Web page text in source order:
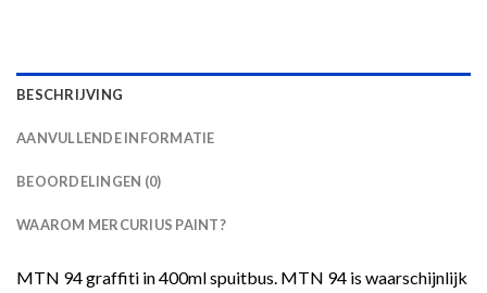
BESCHRIJVING
AANVULLENDE INFORMATIE
BEOORDELINGEN (0)
WAAROM MERCURIUS PAINT?
MTN 94 graffiti in 400ml spuitbus. MTN 94 is waarschijnlijk